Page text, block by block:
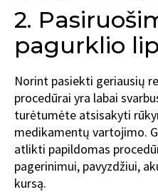
2.
pagurklio
Norint pasiekti geriausių
procedūrai yra labai
turėtumėte atsisakyti
medikamentų vartojimo.
atlikti papildomas
pagerinimui, pavyzdžiui,
kursą.